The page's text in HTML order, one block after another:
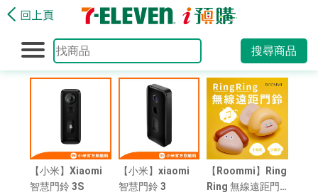
搜尋商品
【小米】Xiaomi
智慧門鈴 3S
【小米】xiaomi
智慧門鈴 3
【Roommi】Ring
Ring 無線遠距門